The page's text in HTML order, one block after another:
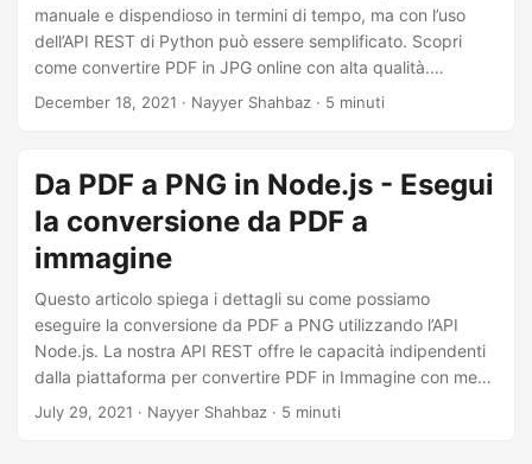
manuale e dispendioso in termini di tempo, ma con l’uso
dell’API REST di Python può essere semplificato. Scopri
come convertire PDF in JPG online con alta qualità.
Sviluppa una comprensione completa con istruzioni
convertire facilmente i PDF in immagini!
December 18, 2021 · Nayyer Shahbaz · 5 minuti
Da PDF a PNG in Node.js - Esegui
la conversione da PDF a
immagine
Questo articolo spiega i dettagli su come possiamo
eseguire la conversione da PDF a PNG utilizzando l’API
Node.js. La nostra API REST offre le capacità indipendenti
dalla piattaforma per convertire PDF in Immagine con meno
righe di codice.
July 29, 2021 · Nayyer Shahbaz · 5 minuti